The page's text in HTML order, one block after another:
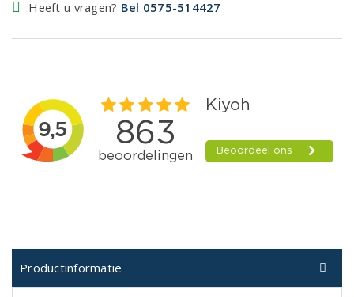
Heeft u vragen? Bel 0575-514427
Productinformatie